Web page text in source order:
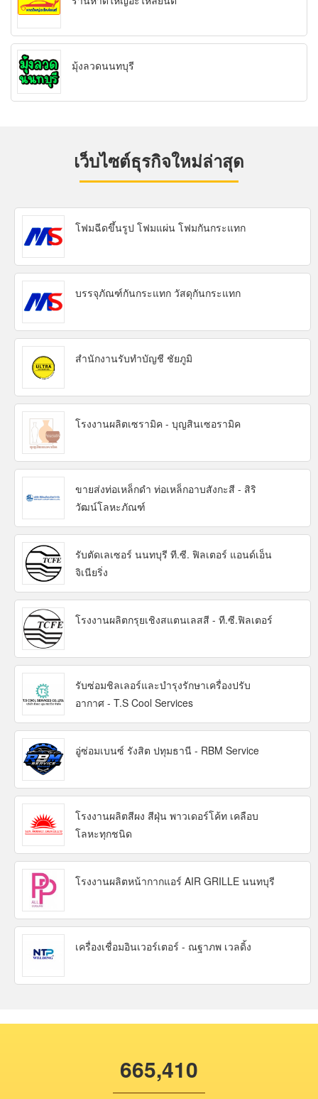
มุ้งลวดนนทบุรี
เว็บไซต์ธุรกิจใหม่ล่าสุด
โฟมฉีดขึ้นรูป โฟมแผ่น โฟมกันกระแทก
บรรจุภัณฑ์กันกระแทก วัสดุกันกระแทก
สำนักงานรับทำบัญชี ชัยภูมิ
โรงงานผลิตเซรามิค - บุญสินเซอรามิค
ขายส่งท่อเหล็กดำ ท่อเหล็กอาบสังกะสี - สิริ
วัฒน์โลหะภัณฑ์
รับตัดเลเซอร์ นนทบุรี ที.ซี. ฟิลเตอร์ แอนด์เอ็น
จิเนียริ่ง
โรงงานผลิตกรุยเชิงสแตนเลสสี - ที.ซี.ฟิลเตอร์
รับซ่อมชิลเลอร์และบำรุงรักษาเครื่องปรับ
อากาศ - T.S Cool Services
อู่ซ่อมเบนซ์ รังสิต ปทุมธานี - RBM Service
โรงงานผลิตสีผง สีฝุ่น พาวเดอร์โค้ท เคลือบ
โลหะทุกชนิด
โรงงานผลิตหน้ากากแอร์ AIR GRILLE นนทบุรี
เครื่องเชื่อมอินเวอร์เตอร์ - ณฐาภพ เวลดิ้ง
665,410